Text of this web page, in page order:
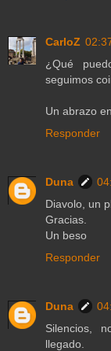
CarloZ
¿Qué
seguimos
Un abrazo
Responder
Duna
Diavolo, un
Gracias.
Un beso
Responder
Duna
Silencios,
llegado.